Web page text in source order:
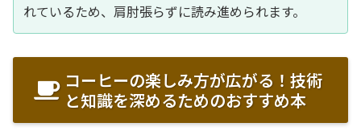
れているため、肩肘張らずに読み進められます。
コーヒーの楽しみ方が広がる！技術
と知識を深めるためのおすすめ本